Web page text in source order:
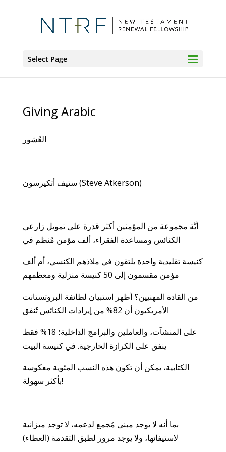
Select Page
Giving Arabic
العُشور
ستيف أتكيرسون (Steve Atkerson)
أيَّة مجموعة من المؤمنين أكثر قدرة على تمويل زارعي
الكنائس ومساعدة الفقراء، ألف مؤمن مُنظم في
كنيسة تقليدية واحدة يلتقون في ملاذهم الكنسي، أم ألف
مؤمن مقسمون إلى 50 كنيسة منزلية ومعظمهم
من القادة المهنيين؟ أظهر استبيان لطائفة البروتستانت
الأمريكيون أن 82% من إيرادات الكنائس تُنفق
على المنشآت، والعاملين والبرامج الداخلية؛ 18% فقط
ينفق على الكرازة الخارجية. في كنيسة البيت
الكتابية، يمكن أن تكون هذه النسب المئوية معكوسة
بأكثر سهولة!
بما أنه لا يوجد مبنى مُجمع لدعمه، لا توجد ميزانية
لاستيفائها، ولا يوجد مرور لطبق التقدمة (العطاء)